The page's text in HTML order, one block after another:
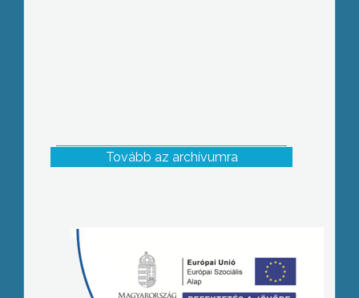
Tovább az archívumra